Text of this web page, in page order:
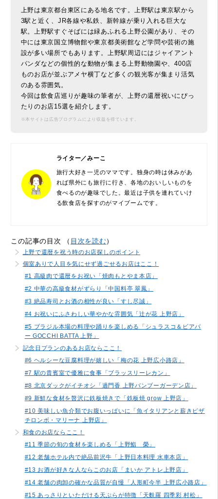
上野は東京都台東区にある地名です。上野駅は東京駅から
3駅と近く、JR各線や私鉄、新幹線が乗り入れる巨大な
駅。上野駅すぐそばには緑あふれる上野公園があり、その
中には東京国立博物館や東京都美術館など学問や芸術の施
設が多い場所でもあります。上野駅周辺にはジャイアント
パンダなどの個性的な動物が集まる上野動物園や、400店
ものお店が並ぶアメヤ横丁など多くの観光客が集まり活気
のある雰囲気。
今回は飲食店巡りが趣味の筆者が、上野の還暦祝いにぴっ
たりのお店15選を紹介します。
※本サイトは広告プログラムにより収益を得ています。
ライター／みーこ
旅行大好き一児のママです。独身の時は休みがあ
れば県外にも旅行に行き、各地のおいしいものを
食べるのが趣味でした。最近は子供を連れていけ
る飲食店を探すのがマイブームです。
この記事の目次 （ 目次を読む）
上野で還暦を祝う時のお店探しのポイント
個室ありで人目を気にせず過ごせるお店はここ！
#1 高級肉で還暦をお祝い「焼肉もとやま本店」
#2 中華の高級食材がずらり「中国料亭 翠鳳」
#3 絶品寿司とお酒の相性が良い「すし尽誠」
#4 お祝いにふさわしい華やかな雰囲気「辻が花 上野店」
#5 ブラジル本場の料理や踊りを楽しめる「シュラスコ＆ビアバ
ー GOCCHI BATTA 上野」
記念日プランのあるお店ならここ！
#6 ヘルシーな豆腐料理が嬉しい「梅の花 上野広小路店」
#7 駅の貴賓室で優雅に食事「ブラッスリーレカン」
#8 北京ダックがイチオシ「過門香 上野バンブーガーデン店」
#9 新鮮な食材を贅沢に鉄板焼きで「鉄板焼 grow 上野店」
#10 美味しい魚介類でお腹いっぱいに「魚イタリアンと薪きピザ
チロンボ・マリーナ 上野店」
和食のお店ならここ！
#11 季節の旬の食材を楽しめる「上野鮨 榮」
#12 老舗ホテル内で絶品前沢牛「上野日本料理 水車本店」
#13 お酒が好きな人ならこのお店「まいか アトレ上野店」
#14 老舗の肉卸の確かな品質が自慢「人形町今半 上野広小路店」
#15 あっさりといただける天ぷらが特徴「天麩羅 四季彩 村松」